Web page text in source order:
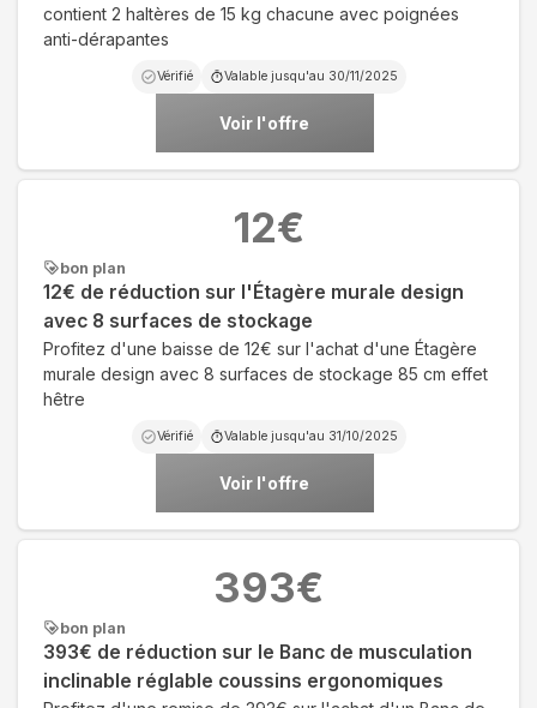
contient 2 haltères de 15 kg chacune avec poignées
anti-dérapantes
Vérifié Valable jusqu'au 30/11/2025
Voir l'offre
bon plan
12€ de réduction sur l'Étagère murale design
avec 8 surfaces de stockage
Profitez d'une baisse de 12€ sur l'achat d'une Étagère
murale design avec 8 surfaces de stockage 85 cm effet
hêtre
Vérifié Valable jusqu'au 31/10/2025
Voir l'offre
12€
bon plan
393€ de réduction sur le Banc de musculation
inclinable réglable coussins ergonomiques
393€